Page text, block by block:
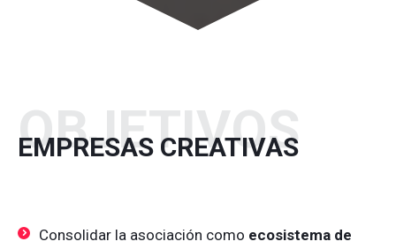
OBJETIVOS
EMPRESAS CREATIVAS
Consolidar la asociación como ecosistema de